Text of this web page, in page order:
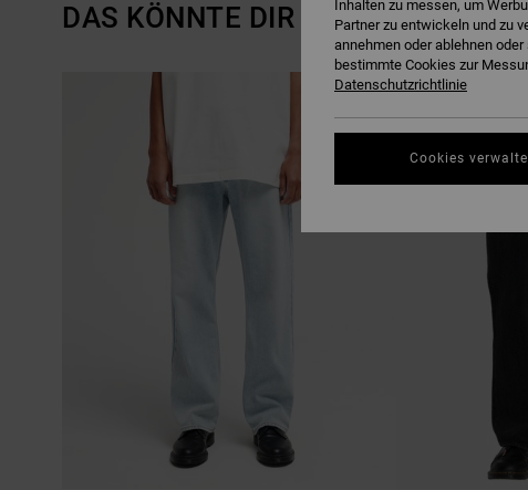
DAS KÖNNTE DIR AUCH GEFALLEN
FILTERKRITERIEN
ÜBERSPRINGEN
NEUHEITEN
Inhalten zu messen, um
Partner zu entwickeln und zu
annehmen oder ablehnen
bestimmte Cookies zur
Datenschutzrichtlinie
Cookies